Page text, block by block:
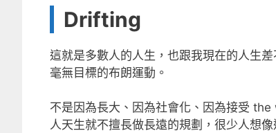
Drifting
這就是多數人的人生，也跟我現在的人生
毫無目標的布朗運動。
不是因為長大、因為社會化、因為接受
人天生就不擅長做長遠的規劃，很少人想